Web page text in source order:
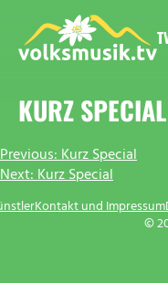
Inhalt
springen
KURZ SPECIAL
Previous:Kurz Special
Next:Kurz Special
©
Kontakt und Impressum